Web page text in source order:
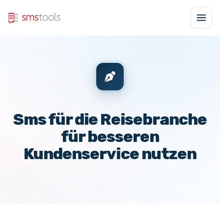
Sms für die Reisebranche
für besseren
Kundenservice nutzen